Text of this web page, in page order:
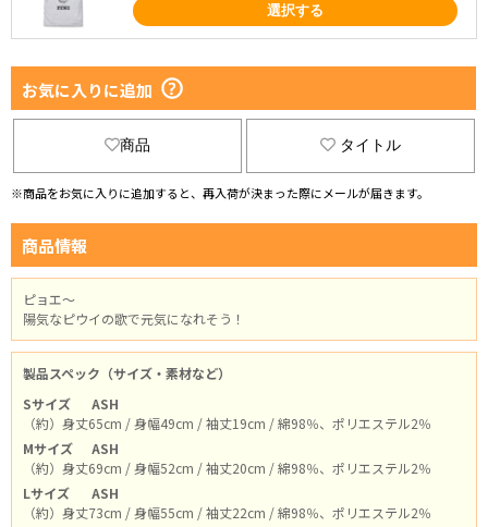
選択する
お気に入りに追加
商品 タイトル
※商品をお気に入りに追加すると、再入荷が決まった際にメールが届きます。
商品情報
ピョエ～
陽気なピウイの歌で元気になれそう！
製品スペック（サイズ・素材など）
Sサイズ
ASH
（約）身丈65cm / 身幅49cm / 袖丈19cm / 綿98％、ポリエステル2％
Mサイズ
ASH
（約）身丈69cm / 身幅52cm / 袖丈20cm / 綿98％、ポリエステル2％
Lサイズ
ASH
（約）身丈73cm / 身幅55cm / 袖丈22cm / 綿98％、ポリエステル2％